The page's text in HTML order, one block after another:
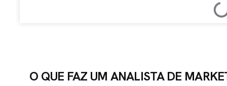
O QUE FAZ UM ANALISTA DE